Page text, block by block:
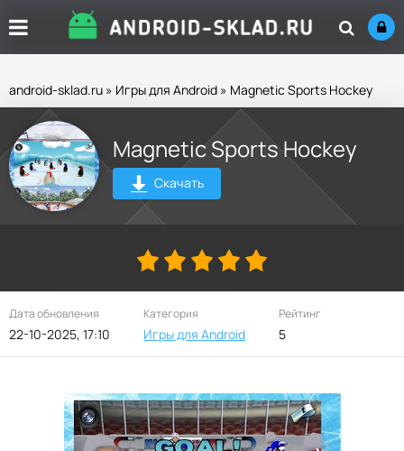
android-sklad.ru » Игры для Android » Magnetic Sports Hockey
Magnetic Sports Hockey
Скачать
Дата обновления
22-10-2025, 17:10
Категория
Игры для Android
Рейтинг
5